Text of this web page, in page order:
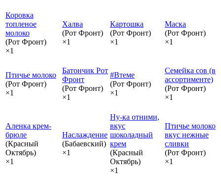
Коровка
топленое
молоко
(Рот Фронт)
×1
Халва
(Рот Фронт)
×1
Картошка
(Рот Фронт)
×1
Маска
(Рот Фронт)
×1
Птичье молоко
(Рот Фронт)
×1
Батончик Рот
Фронт
(Рот Фронт)
×1
#Втеме
(Рот Фронт)
×1
Семейка сов (в
ассортименте)
(Рот Фронт)
×1
Аленка крем-
брюле
(Красный
Октябрь)
×1
Наслаждение
(Бабаевский)
×1
Ну-ка отними,
вкус
шоколадный
крем
(Красный
Октябрь)
×1
Птичье молоко
вкус нежные
сливки
(Рот Фронт)
×1